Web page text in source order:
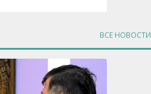
ВСЕ НОВОСТИ